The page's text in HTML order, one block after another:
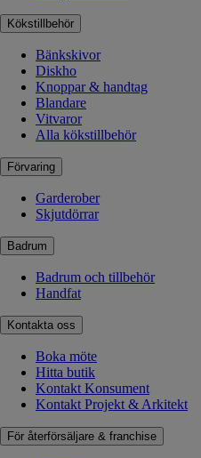
Kökstillbehör
Bänkskivor
Diskho
Knoppar & handtag
Blandare
Vitvaror
Alla kökstillbehör
Förvaring
Garderober
Skjutdörrar
Badrum
Badrum och tillbehör
Handfat
Kontakta oss
Boka möte
Hitta butik
Kontakt Konsument
Kontakt Projekt & Arkitekt
För återförsäljare & franchise